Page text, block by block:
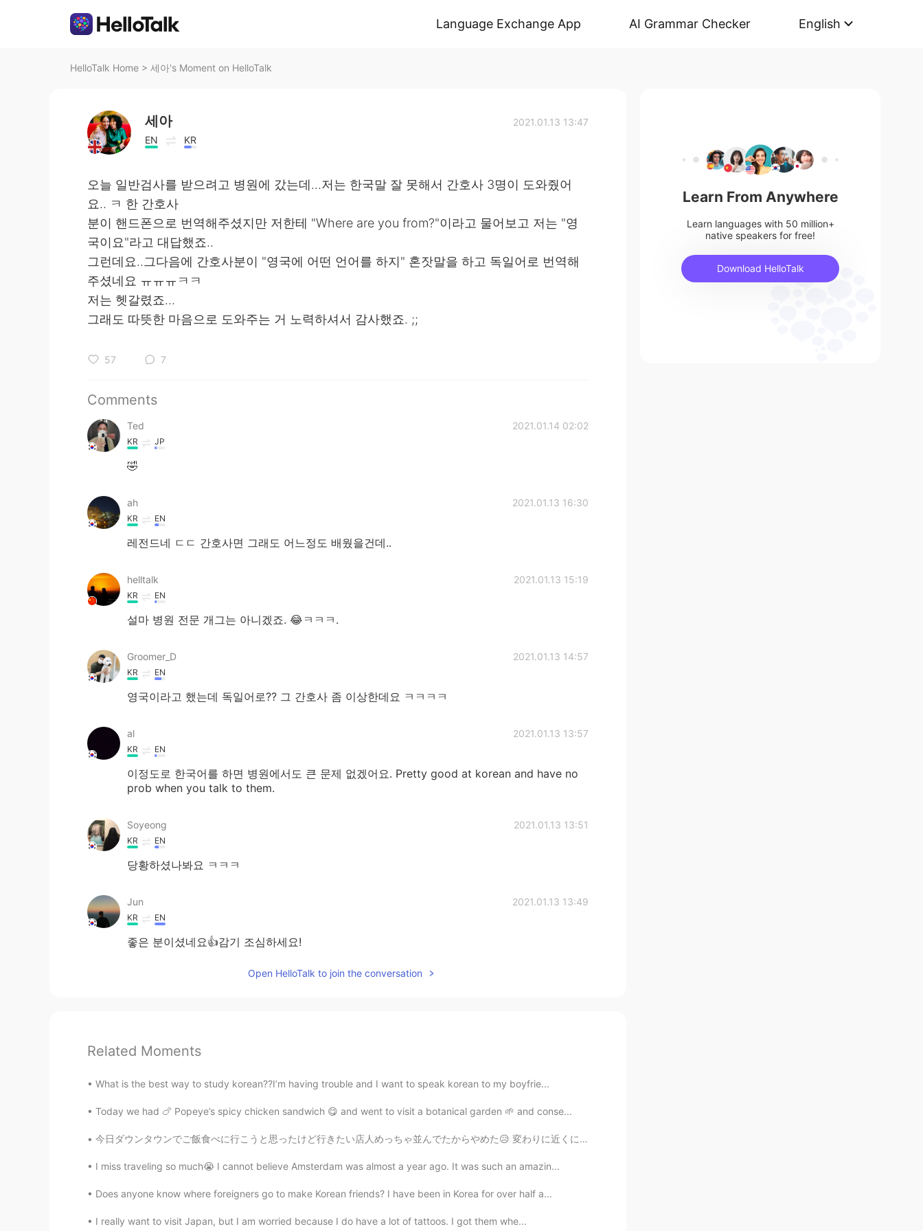
Language Exchange App AI Grammar Checker English
HelloTalk Home > 세아's Moment on HelloTalk
세아
EN KR
2021.01.13 13:47
오늘 일반검사를 받으려고 병원에 갔는데...저는 한국말 잘 못해서 간호사 3명이 도와줬어
요.. ㅋ 한 간호사
분이 핸드폰으로 번역해주셨지만 저한테 "Where are you from?"이라고 물어보고 저는 "영
국이요"라고 대답했죠..
그런데요..그다음에 간호사분이 "영국에 어떤 언어를 하지" 혼잣말을 하고 독일어로 번역해
주셨네요 ㅠㅠㅠㅋㅋ
저는 헷갈렸죠...
그래도 따뜻한 마음으로 도와주는 거 노력하셔서 감사했죠. ;;
57 7
Comments
Ted 2021.01.14 02:02
KR JP
🤣
ah 2021.01.13 16:30
KR EN
레전드네 ㄷㄷ 간호사면 그래도 어느정도 배웠을건데..
helltalk 2021.01.13 15:19
KR EN
설마 병원 전문 개그는 아니겠죠. 😂ㅋㅋㅋ.
Groomer_D 2021.01.13 14:57
KR EN
영국이라고 했는데 독일어로?? 그 간호사 좀 이상한데요 ㅋㅋㅋㅋ
al 2021.01.13 13:57
KR EN
이정도로 한국어를 하면 병원에서도 큰 문제 없겠어요. Pretty good at korean and have no
prob when you talk to them.
Soyeong 2021.01.13 13:51
KR EN
당황하셨나봐요 ㅋㅋㅋ
Jun 2021.01.13 13:49
KR EN
좋은 분이셨네요👍감기 조심하세요!
Open HelloTalk to join the conversation
Related Moments
What is the best way to study korean??I’m having trouble and I want to speak korean to my boyfrie...
Today we had 🍗 Popeye’s spicy chicken sandwich 😋 and went to visit a botanical garden 🌱 and conse...
今日ダウンタウンでご飯食べに行こうと思ったけど行きたい店人めっちゃ並んでたからやめた😥 変わりに近くにあるビーチ行ってDavieストリートでブラブラしてた。 1. おもろい立像見つけたwよく見た...
I miss traveling so much😭 I cannot believe Amsterdam was almost a year ago. It was such an amazin...
Does anyone know where foreigners go to make Korean friends? I have been in Korea for over half a...
I really want to visit Japan, but I am worried because I do have a lot of tattoos. I got them whe...
Learn From Anywhere
Learn languages with 50 million+
native speakers for free!
Download HelloTalk